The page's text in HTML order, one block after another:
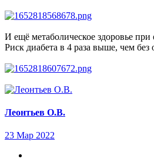
И ещё метаболическое здоровье
Риск диабета в 4 раза выше, чем без
Леонтьев О.В.
23 Мар 2022